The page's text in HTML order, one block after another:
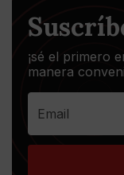
¡sé el primero
manera